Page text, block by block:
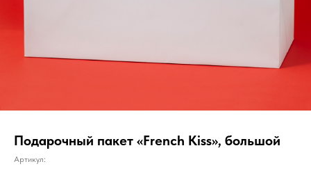
Подарочный пакет «French Kiss», большой
Артикул: